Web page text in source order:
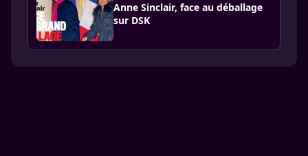
Anne Sinclair, face au déballage
sur DSK